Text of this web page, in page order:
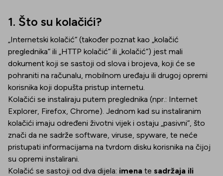
1. Što su kolačići?
„Internetski kolačić“ (također poznat kao „kolačić
preglednika“ ili „HTTP kolačić“ ili „kolačić“) jest mali
dokument koji se sastoji od slova i brojeva, koji će se
pohraniti na računalu, mobilnom uređaju ili drugoj opremi
korisnika koji dopušta pristup internetu.
Kolačići se instaliraju putem preglednika (npr.: Internet
Explorer, Firefox, Chrome). Jednom kad su instaliranim
kolačići imaju određeni životni vijek i ostaju „pasivni“, što
znači da ne sadrže software, viruse, spyware, te neće
pristupati informacijama na tvrdom disku korisnika na čijoj
su opremi instalirani.
Kolačić se sastoji od dva dijela: imena te sadržaja ili